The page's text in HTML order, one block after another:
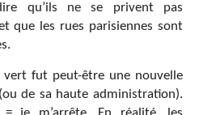
qu’ils ne se privent pas
que les rues parisiennes sont
fut peut-être une nouvelle
de sa haute administration).